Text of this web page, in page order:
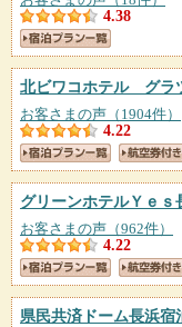
4.38
北ビワコホテル グラ
お客さまの声（1904件）
4.22
グリーンホテルＹｅ
お客さまの声（962件）
4.22
県民共済ドーム長浜宿